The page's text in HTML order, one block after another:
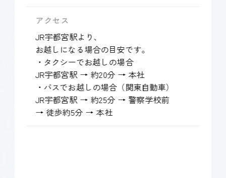
アクセス
JR宇都宮駅より、
お越しになる場合の目安です。
・タクシーでお越しの場合
JR宇都宮駅 → 約20分 → 本社
・バスでお越しの場合（関東自動車）
JR宇都宮駅 → 約25分 → 警察学校前
→ 徒歩約5分 → 本社